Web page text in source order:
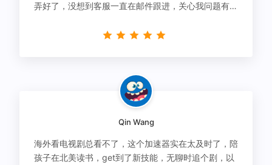
弄好了，没想到客服一直在邮件跟进，关心我问题有没
Qin Wang
海外看电视剧总看不了，这个加速器实在太及时了，陪
孩子在北美读书，get到了新技能，无聊时追个剧，以